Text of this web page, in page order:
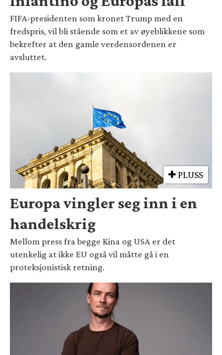
FIFA-presidenten som kronet Trump med en
fredspris, vil bli stående som et av øyeblikkene som
bekrefter at den gamle verdensordenen er
avsluttet.
PLUSS
Europa vingler seg inn i en
handelskrig
Mellom press fra begge Kina og USA er det
utenkelig at ikke EU også vil måtte gå i en
proteksjonistisk retning.